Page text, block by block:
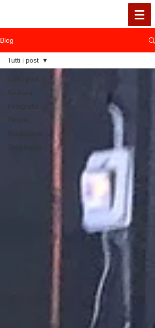
Blog
Tutti i post
Scultura
Fotografia
Pittura
Recitazione
Doppiaggio
Tutti i post